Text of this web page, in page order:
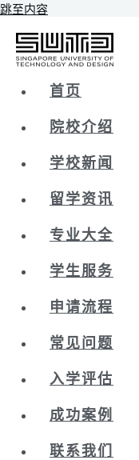
跳至内容
首页
院校介绍
学校新闻
留学资讯
专业大全
学生服务
申请流程
常见问题
入学评估
成功案例
联系我们